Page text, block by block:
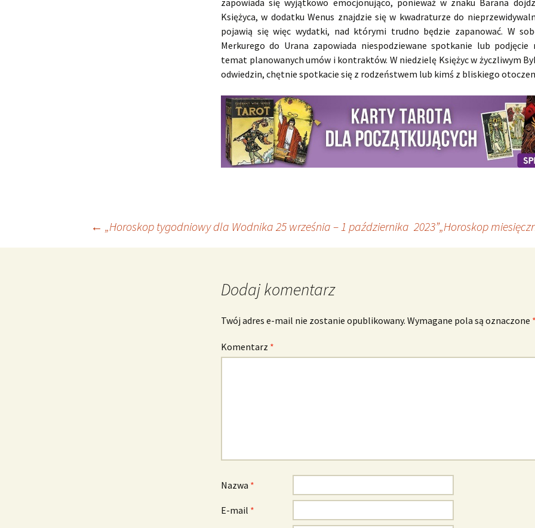
zapowiada się wyjątkowo emocjonująco, ponieważ w znaku Barana
Księżyca, w dodatku Wenus znajdzie się w kwadraturze do
pojawią się więc wydatki, nad którymi trudno będzie zapanować. W
Merkurego do Urana zapowiada niespodziewane spotkanie lub podjęcie
temat planowanych umów i kontraktów. W niedzielę Księżyc w życzliwym
odwiedzin, chętnie spotkacie się z rodzeństwem lub kimś z bliskiego
Nawigacja
← „Horoskop tygodniowy dla Wodnika 25 września – 1 października 2023”„Horoskop
Dodaj komentarz
Twój adres e-mail nie zostanie opublikowany. Wymagane pola są oznaczone
Komentarz *
Nazwa *
E-mail *